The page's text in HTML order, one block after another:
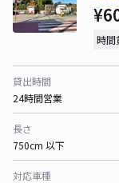
時間
貸出時間
24時間営業
長さ
750cm 以下
対応車種